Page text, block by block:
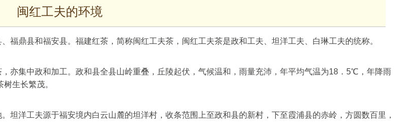
闽红工夫的环境
福鼎县和福安县。福建红茶，简称闽红工夫茶，闽红工夫茶是政和工夫、坦洋工夫、白琳工夫的统称。
亦集中政和加工。政和县全县山岭重叠，丘陵起伏，气候温和，雨量充沛，年平均气温为18．5℃，年降雨
生长繁茂。
坦洋工夫源于福安境内白云山麓的坦洋村，收条范围上至政和县的新村，下至霞浦县的赤岭，方圆数百里，